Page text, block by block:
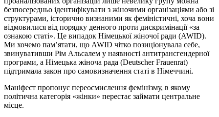
безпосередньо ідентифікувати з жіночими організаціями або зі
структурами, історично визнаними як феміністичні, хоча вони
відмовилися від порядку денного проти дискримінації «за
ознакою статі». Це випадок Німецької жіночої ради (AWID).
Ми хочемо пам’ятати, що AWID чітко позиціонувала себе,
звинувативши Рім Альсалем у наявності антитрансгендерної
програми, а Німецька жіноча рада (Deutscher Frauenrat)
підтримала закон про самовизначення статі в Німеччині.
Маніфест пропонує переосмислення фемінізму, в якому
політична категорія «жінки» перестає займати центральне
місце.